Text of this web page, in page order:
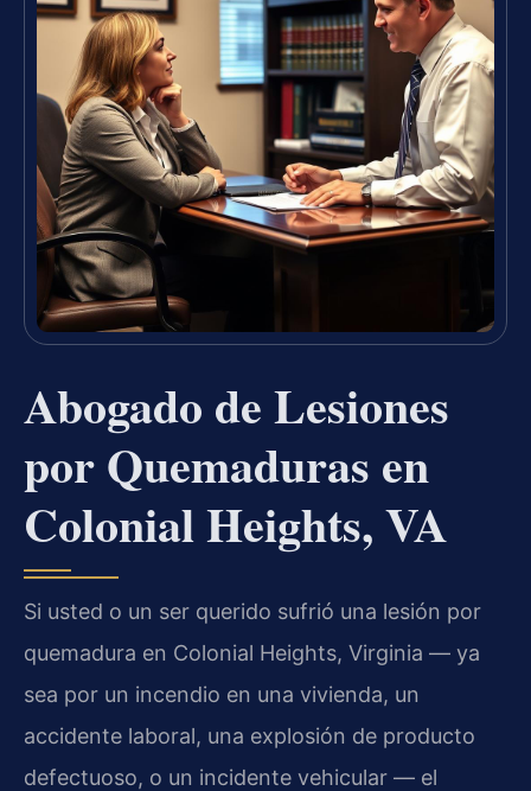
Abogado de Lesiones
por Quemaduras en
Colonial Heights, VA
Si usted o un ser querido sufrió una lesión por
quemadura en Colonial Heights, Virginia — ya
sea por un incendio en una vivienda, un
accidente laboral, una explosión de producto
defectuoso, o un incidente vehicular — el